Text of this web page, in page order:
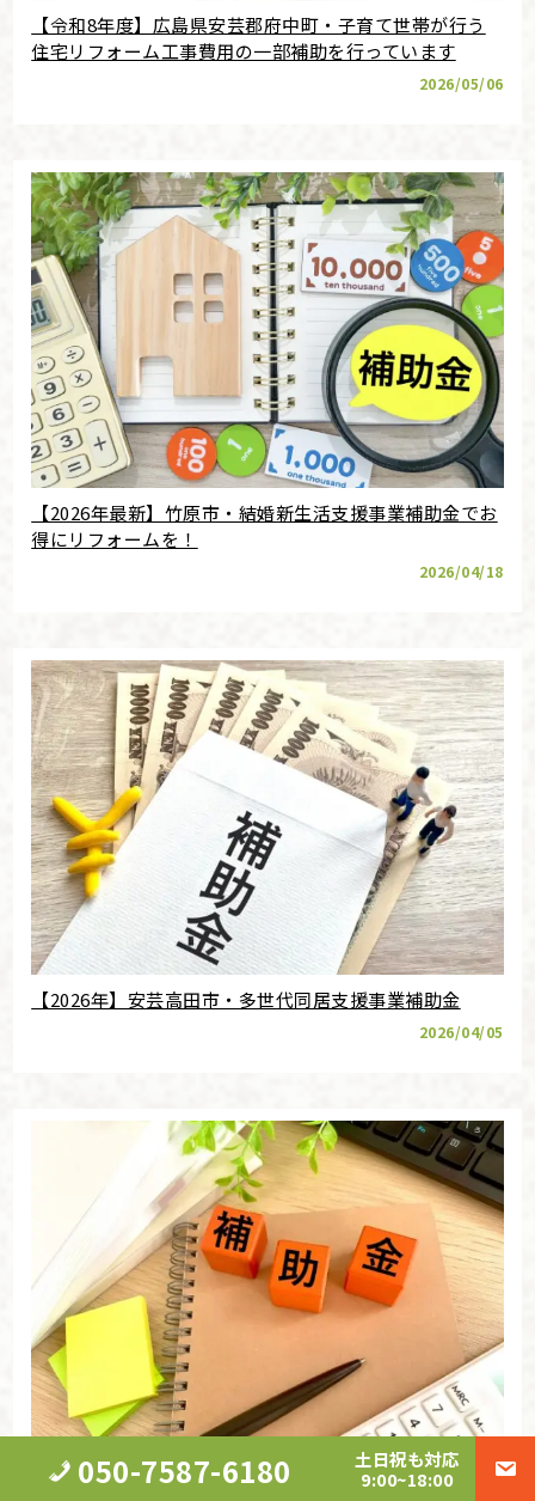
【令和8年度】広島県安芸郡府中町・子育て世帯が行う
住宅リフォーム工事費用の一部補助を行っています
2026/05/06
【2026年最新】竹原市・結婚新生活支援事業補助金でお
得にリフォームを！
2026/04/18
【2026年】安芸高田市・多世代同居支援事業補助金
2026/04/05
【令和8年度】広島県安芸高田市・空き家改修補助金の
条件や金額は？
050-7587-6180
土日祝も対応
9:00~18:00